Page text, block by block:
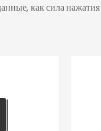
как сила